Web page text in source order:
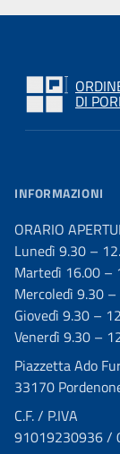
DI
INFORMAZIONI
ORARIO
Lunedì 9.30 –
Martedì 16.00 –
Mercoledì 9.30
Giovedì 9.30 –
Venerdì 9.30 –
Piazzetta Ado
33170
C.F. / P.IVA
91019230936 /